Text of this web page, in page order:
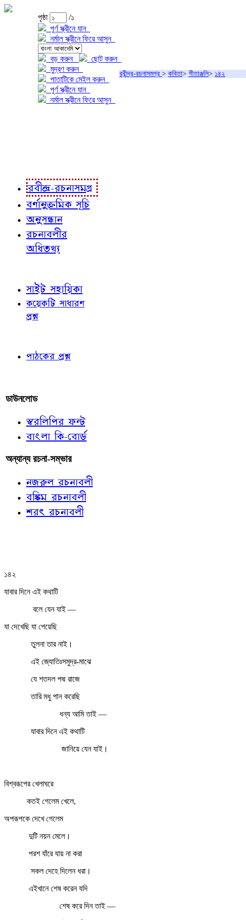
পৃষ্ঠা
/১
পূর্ণ স্ক্রীনে যান
নর্মাল স্ক্রীনে ফিরে আসুন
বড় করুন
ছোট করুন
মুদ্রণ করুন
পাতাটিকে মেইল করুন
পূর্ণ স্ক্রীনে যান
নর্মাল স্ক্রীনে ফিরে আসুন
রবীন্দ্র-রচনাসমগ্র > কবিতা> গীতাঞ্জলি> ১৪২
রবীন্দ্র-রচনাসমগ্র
বর্ণানুক্রমিক সূচি
অনুসন্ধান
রচনাবলীর
অধিতথ্য
সাইট সহায়িকা
কয়েকটি সাধারণ
প্রশ্ন
পাঠকের প্রশ্ন
ডাউনলোড
স্বরলিপির ফন্ট
বাংলা কি-বোর্ড
অন্যান্য রচনা-সম্ভার
নজরুল রচনাবলী
বঙ্কিম রচনাবলী
শরৎ রচনাবলী
১৪২
যাবার দিনে এই কথাটি
বলে যেন যাই —
যা দেখেছি যা পেয়েছি
তুলনা তার নাই।
এই জ্যোতিঃসমুদ্র-মাঝে
যে শতদল পদ্ম রাজে
তারি মধু পান করেছি
ধন্য আমি তাই —
যাবার দিনে এই কথাটি
জানিয়ে যেন যাই।
বিশ্বরূপের খেলাঘরে
কতই গেলেম খেলে,
অপরূপকে দেখে গেলেম
দুটি নয়ন মেলে।
পরশ যাঁরে যায় না করা
সকল দেহে দিলেন ধরা।
এইখানে শেষ করেন যদি
শেষ করে দিন তাই —